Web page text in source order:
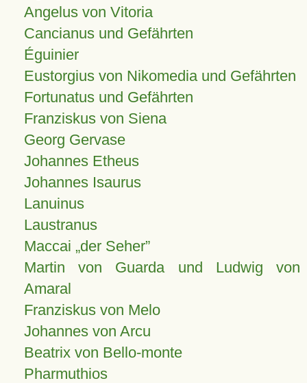
Angelus von Vitoria
Cancianus und Gefährten
Éguinier
Eustorgius von Nikomedia und Gefährten
Fortunatus und Gefährten
Franziskus von Siena
Georg Gervase
Johannes Etheus
Johannes Isaurus
Lanuinus
Laustranus
Maccai „der Seher”
Martin von Guarda und Ludwig von
Amaral
Franziskus von Melo
Johannes von Arcu
Beatrix von Bello-monte
Pharmuthios